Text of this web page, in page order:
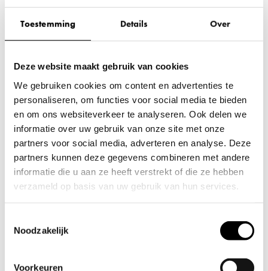
Toestemming Details Over
Deze website maakt gebruik van cookies
We gebruiken cookies om content en advertenties te
personaliseren, om functies voor social media te bieden
en om ons websiteverkeer te analyseren. Ook delen we
informatie over uw gebruik van onze site met onze
partners voor social media, adverteren en analyse. Deze
partners kunnen deze gegevens combineren met andere
informatie die u aan ze heeft verstrekt of die ze hebben
verzameld op basis van uw gebruik van hun services.
Door op ‘Alles toestaan’ te klikken, ga je akkoord met het
. Je kunt je toestemming op elk
Noodzakelijk
Voorkeuren
Heb je een vraag over dit product?Bel 088 240 00 72
Bereikbaar op werkdagen van
08:30 tot 17:00
opnieuw-tafelopstelling-aantal-personen